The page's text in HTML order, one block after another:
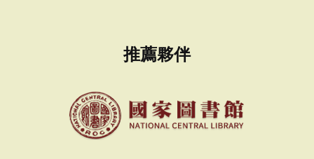
推薦夥伴